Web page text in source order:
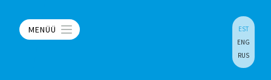
MENÜÜ
EST
ENG
RUS